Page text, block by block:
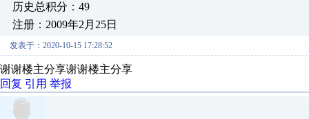
历史总积分：49
注册：2009年2月25日
发表于：2020-10-15 17:28:52
谢谢楼主分享谢谢楼主分享
回复 引用 举报